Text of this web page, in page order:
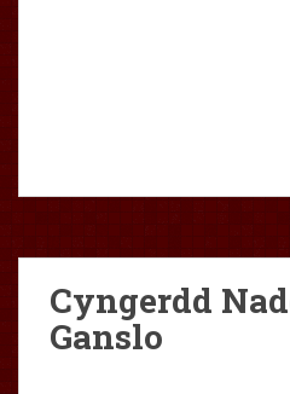
Cyngerdd
Ganslo